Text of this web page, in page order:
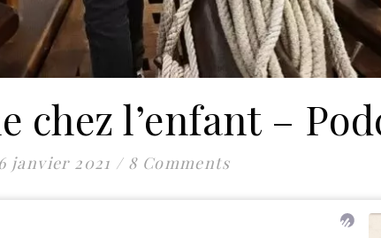
l’enfant –
janvier 2021 / 8 Comments